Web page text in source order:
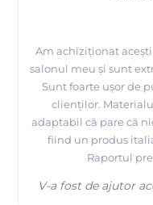
Am achiziționat
salonul meu și sunt
Sunt foarte ușor de
clienților.
adaptabil că pare că
fiind un produs
Raportul
V-a fost de ajutor